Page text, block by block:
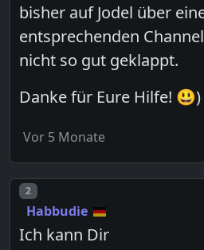
bisher auf Jodel über
entsprechenden
nicht so gut geklappt.
Danke für Eure Hilfe! 😃)
Vor 5 Monate
Post number
2
Habbudie
Ich kann Dir